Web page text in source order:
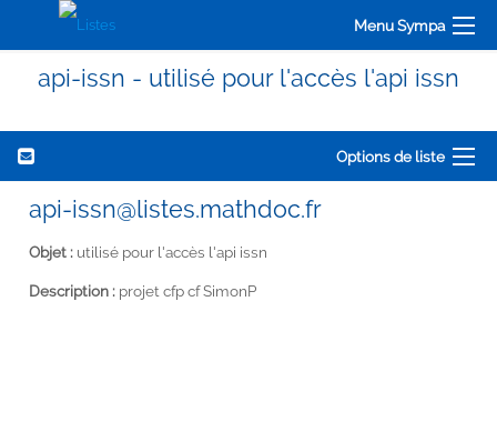
Menu Sympa
api-issn - utilisé pour l'accès l'api issn
Options de liste
api-issn@listes.mathdoc.fr
Objet : utilisé pour l'accès l'api issn
Description : projet cfp cf SimonP